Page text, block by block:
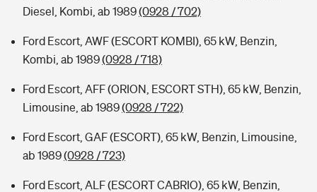
Diesel, Kombi, ab 1989(0928 / 702)
Ford Escort, AWF (ESCORT KOMBI), 65 kW, Benzin,
Kombi, ab 1989(0928 / 718)
Ford Escort, AFF (ORION, ESCORT STH), 65 kW, Benzin,
Limousine, ab 1989(0928 / 722)
Ford Escort, GAF (ESCORT), 65 kW, Benzin, Limousine,
ab 1989(0928 / 723)
Ford Escort, ALF (ESCORT CABRIO), 65 kW, Benzin,